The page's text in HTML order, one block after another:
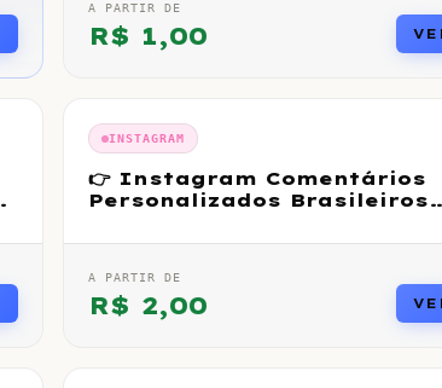
A PARTIR DE
R$ 1,00
INSTAGRAM
👉 Instagram Comentários
Personalizados Brasileiros
A PARTIR DE
R$ 2,00